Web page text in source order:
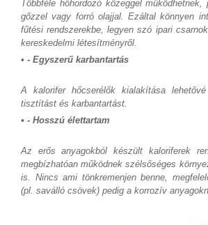
Többféle hőhordozó közeggel működhetnek,
gőzzel vagy forró olajjal. Ezáltal könnyen
fűtési rendszerekbe, legyen szó ipari
kereskedelmi létesítményről.
• - Egyszerű karbantartás
A kalorifer hőcserélők kialakítása
tisztítást és karbantartást.
• - Hosszú élettartam
Az erős anyagokból készült kaloriferek
megbízhatóan működnek szélsőséges
is. Nincs ami tönkremenjen benne,
(pl. saválló csövek) pedig a korrozív